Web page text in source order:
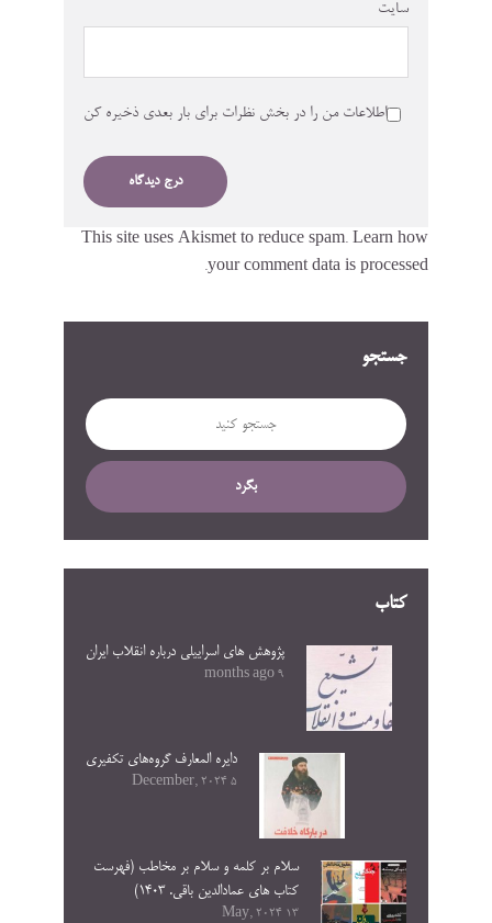
جستجو
بگرد
کتاب
پژوهش های اسراییلی درباره انقلاب ایران
9 months ago
دایره المعارف گروه‌های تکفیری
5 December, 2024
سلام بر کلمه و سلام بر مخاطب (فهرست
کتاب های عمادالدین باقی. ۱۴۰۳)
13 May, 2024
سایت
اطلاعات من را در بخش نظرات برای بار بعدی ذخیره کن
This site uses Akismet to reduce spam. Learn how
your comment data is processed.